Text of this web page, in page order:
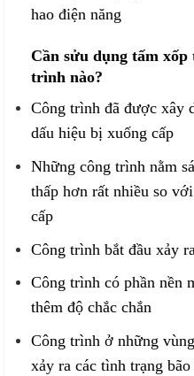
hao điện năng
Cần sửu dụng tấm xốp
trình nào?
Công trình đã được xây
dấu hiệu bị xuống cấp
Những công trình nằm
thấp hơn rất nhiều so
cấp
Công trình bắt đầu xảy
Công trình có phần nền
thêm độ chắc chắn
Công trình ở những
xảy ra các tình trạng